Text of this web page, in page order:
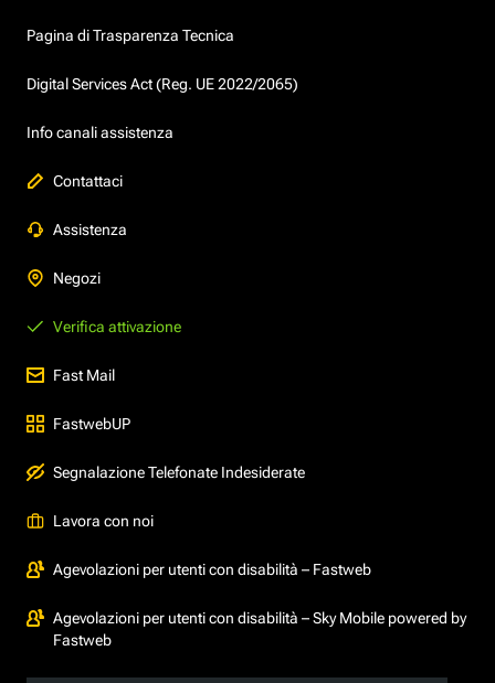
Pagina di Trasparenza Tecnica
Digital Services Act (Reg. UE 2022/2065)
Info canali assistenza
Contattaci
Assistenza
Negozi
Verifica attivazione
Fast Mail
FastwebUP
Segnalazione Telefonate Indesiderate
Lavora con noi
Agevolazioni per utenti con disabilità – Fastweb
Agevolazioni per utenti con disabilità – Sky Mobile powered by
Fastweb